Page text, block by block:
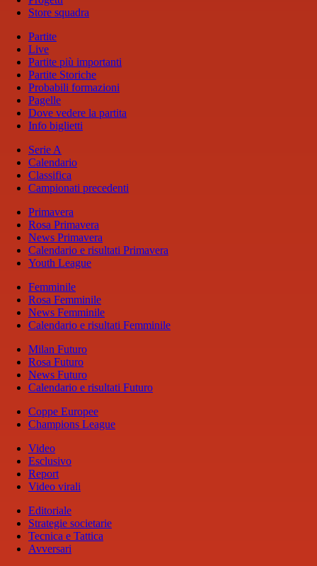
Store squadra
Partite
Live
Partite più importanti
Partite Storiche
Probabili formazioni
Pagelle
Dove vedere la partita
Info biglietti
Serie A
Calendario
Classifica
Campionati precedenti
Primavera
Rosa Primavera
News Primavera
Calendario e risultati Primavera
Youth League
Femminile
Rosa Femminile
News Femminile
Calendario e risultati Femminile
Milan Futuro
Rosa Futuro
News Futuro
Calendario e risultati Futuro
Coppe Europee
Champions League
Video
Esclusivo
Report
Video virali
Editoriale
Strategie societarie
Tecnica e Tattica
Avversari